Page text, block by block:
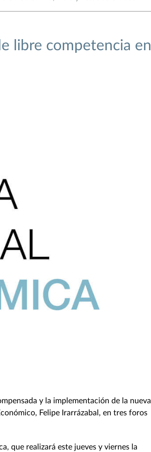
libre competencia en
y la implementación de la nueva
Felipe Irarrázabal, en tres foros
que realizará este jueves y viernes la